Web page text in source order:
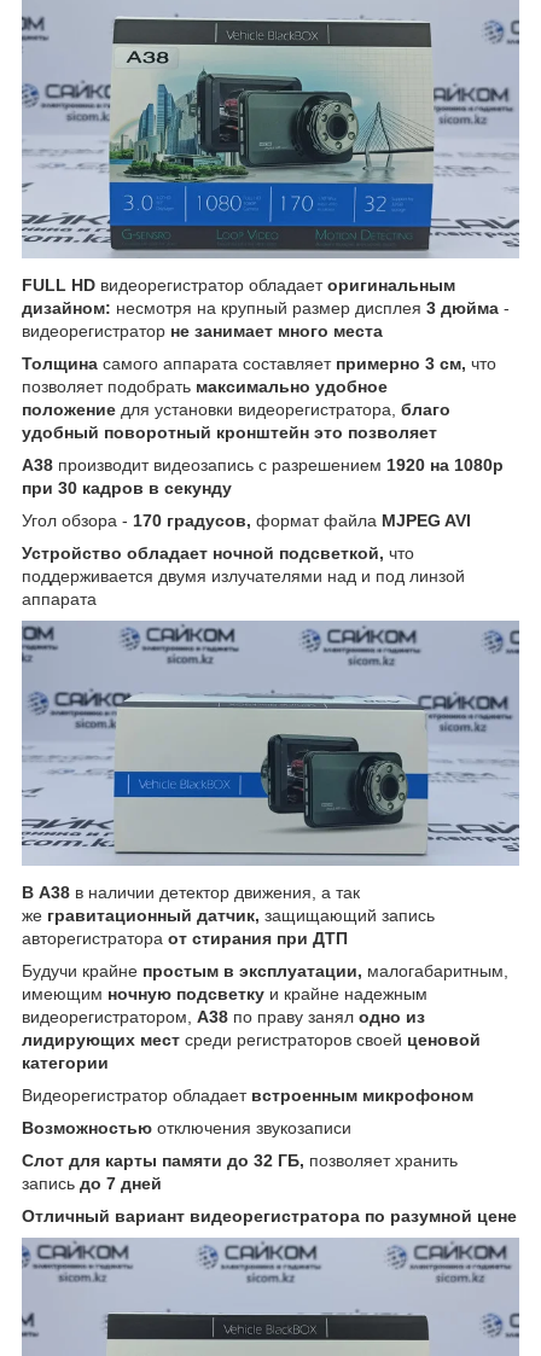
FULL HD видеорегистратор обладаеторигинальным
дизайном: несмотря на крупный размер дисплея 3 дюйма -
видеорегистратор не занимает много места
Толщина самого аппарата составляет примерно 3 см, что
позволяет подобрать максимально удобное
положение для установки видеорегистратора, благо
удобный поворотный кронштейн это позволяет
A38 производит видеозапись с разрешением 1920 на 1080p
при 30 кадров в секунду
Угол обзора - 170 градусов, формат файла MJPEG AVI
Устройство обладает ночной подсветкой, что
поддерживается двумя излучателями над и под линзой
аппарата
В A38 в наличии детектор движения, а так
же гравитационный датчик, защищающий запись
авторегистратора от стирания при ДТП
Будучи крайне простым в эксплуатации, малогабаритным,
имеющим ночную подсветку и крайне надежным
видеорегистратором, A38 по праву занял одно из
лидирующих мест среди регистраторов своей ценовой
категории
Видеорегистратор обладаетвстроенным микрофоном
Возможностью отключения звукозаписи
Слот для карты памяти до 32 ГБ, позволяет хранить
запись до 7 дней
Отличный вариант видеорегистратора по разумной цене